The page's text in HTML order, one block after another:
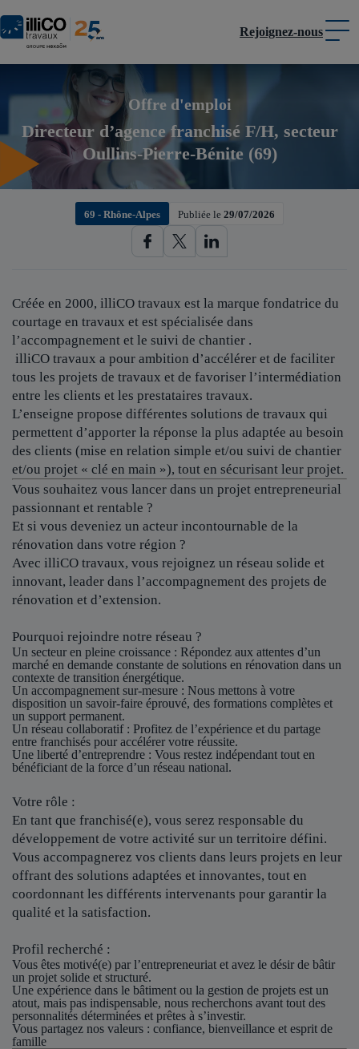
Panneau de gestion des cookies
Rejoignez-nous
Offre d'emploi
Directeur d’agence franchisé F/H, secteur
Oullins-Pierre-Bénite (69)
69 - Rhône-Alpes Publiée le 29/07/2026
Créée en 2000, illiCO travaux est la marque fondatrice du
courtage en travaux et est spécialisée dans
l’accompagnement et le suivi de chantier .
illiCO travaux a pour ambition d’accélérer et de faciliter
tous les projets de travaux et de favoriser l’intermédiation
entre les clients et les prestataires travaux.
L’enseigne propose différentes solutions de travaux qui
permettent d’apporter la réponse la plus adaptée au besoin
des clients (mise en relation simple et/ou suivi de chantier
et/ou projet « clé en main »), tout en sécurisant leur projet.
Vous souhaitez vous lancer dans un projet entrepreneurial
passionnant et rentable ?
Et si vous deveniez un acteur incontournable de la
rénovation dans votre région ?
Avec illiCO travaux, vous rejoignez un réseau solide et
innovant, leader dans l’accompagnement des projets de
rénovation et d’extension.
Pourquoi rejoindre notre réseau ?
Un secteur en pleine croissance : Répondez aux attentes d’un
marché en demande constante de solutions en rénovation dans un
contexte de transition énergétique.
Un accompagnement sur-mesure : Nous mettons à votre
disposition un savoir-faire éprouvé, des formations complètes et
un support permanent.
Un réseau collaboratif: Profitez de l’expérience et du partage
entre franchisés pour accélérer votre réussite.
Une liberté d’entreprendre : Vous restez indépendant tout en
bénéficiant de la force d’un réseau national.
Votre rôle :
En tant que franchisé(e), vous serez responsable du
développement de votre activité sur un territoire défini.
Vous accompagnerez vos clients dans leurs projets en leur
offrant des solutions adaptées et innovantes, tout en
coordonnant les différents intervenants pour garantir la
qualité et la satisfaction.
Profil recherché :
Vous êtes motivé(e) par l’entrepreneuriat et avez le désir de bâtir
un projet solide et structuré.
Une expérience dans le bâtiment ou la gestion de projets est un
atout, mais pas indispensable, nous recherchons avant tout des
personnalités déterminées et prêtes à s’investir.
Vous partagez nos valeurs : confiance, bienveillance et esprit de
famille